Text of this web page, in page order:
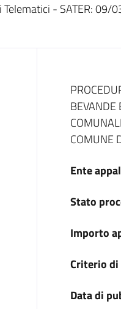
- SATER:09/
Dati
BEVANDE
COMUNE
Ente
Stato
Importo
Criterio di
Data di